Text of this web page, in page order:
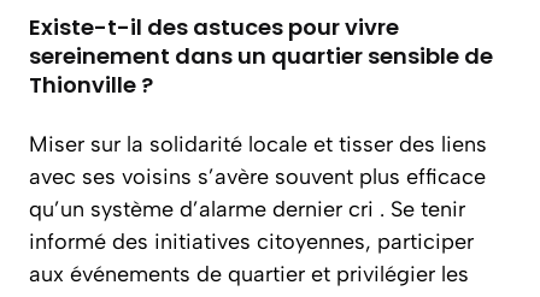
Existe-t-il des astuces pour vivre
sereinement dans un quartier sensible de
Thionville ?
Miser sur la solidarité locale et tisser des liens
avec ses voisins s’avère souvent plus efficace
qu’un système d’alarme dernier cri . Se tenir
informé des initiatives citoyennes, participer
aux événements de quartier et privilégier les